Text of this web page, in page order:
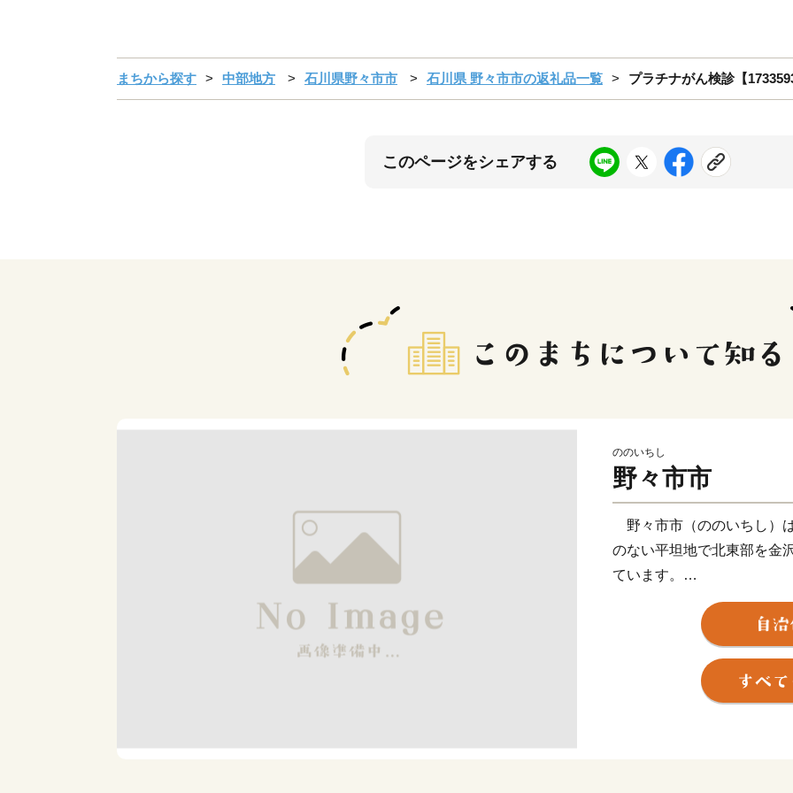
まちから探す 中部地方 石川県野々市市 石川県 野々市市の返礼品一覧 プラチナがん検診【
このページをシェアする
ののいちし
野々市市
野々市市（ののいちし）
のない平坦地で北東部を金
ています。
「野々市」という地名は
り頃の古文書の中に、水
たちが「野市」にいたこ
史料とされています。ま